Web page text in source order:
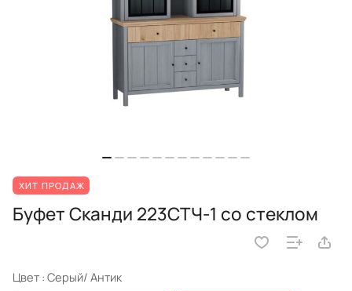
ХИТ ПРОДАЖ
Буфет Сканди 223СТЧ-1 со стеклом
Цвет : Серый/ Антик